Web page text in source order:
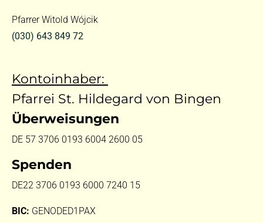
Pfarrer Witold Wójcik
(030) 643 849 72
Kontoinhaber:
Pfarrei St. Hildegard von Bingen
Überweisungen
DE 57 3706 0193 6004 2600 05
Spenden
DE22 3706 0193 6000 7240 15
BIC: GENODED1PAX